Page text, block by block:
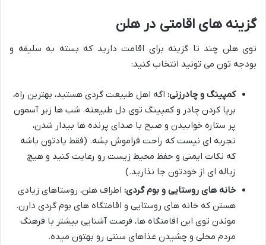
گزینه های اقامتی در هلن
توی هلن چند تا گزینه برای اقامت دارید که بسته به سلیقه و
بودجه تون می تونید انتخاب کنید:
کمپینگ و چادرزنی: اگه اهل طبیعت گردی هستید، بهترین راه،
برپا کردن چادر و کمپینگ توی دل طبیعته. شب ها زیر آسمون
پر ستاره خوابیدن و صبح با صدای پرنده ها بیدار شدن،
تجربه ای نیست که راحت فراموش بشه. (فقط یادتون باشه
که نکات ایمنی و حفظ محیط زیست رو رعایت کنید و هیچ
زباله ای از خودتون جا نذارید.)
خانه های روستایی و بوم گردی: اطراف هلن، روستاهای زیادی
هستن که خانه های روستایی و اقامتگاه های بوم گردی دارن.
موندن توی این اقامتگاه ها، فرصت آشنایی بیشتر با فرهنگ
مردم محلی و چشیدن غذاهای سنتی رو بهتون میده.